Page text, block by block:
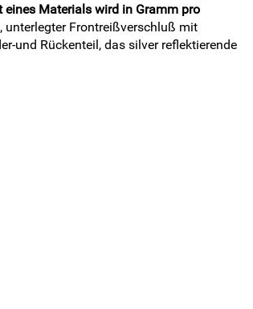
Materials wird in Gramm pro
unterlegter Frontreißverschluß mit
und Rückenteil, das silver reflektierende